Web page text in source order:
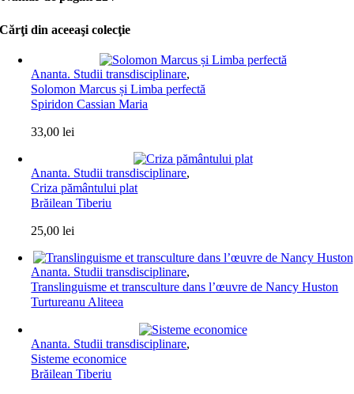
Cărţi din aceeaşi colecţie
Ananta. Studii transdisciplinare,
Solomon Marcus și Limba perfectă
Spiridon Cassian Maria
33,00lei
Ananta. Studii transdisciplinare,
Criza pământului plat
Brăilean Tiberiu
25,00lei
Ananta. Studii transdisciplinare,
Translinguisme et transculture dans l’œuvre de Nancy Huston
Turtureanu Aliteea
Ananta. Studii transdisciplinare,
Sisteme economice
Brăilean Tiberiu